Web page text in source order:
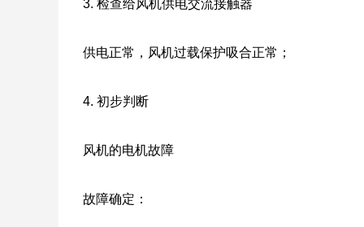
3. 检查给风机供电交流接触器
供电正常，风机过载保护吸合正常；
4. 初步判断
风机的电机故障
故障确定：